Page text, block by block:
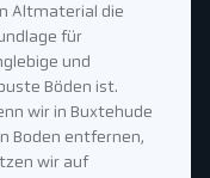
Altmaterial die
für
und
Böden ist.
wir in Buxtehude
Boden entfernen,
wir auf